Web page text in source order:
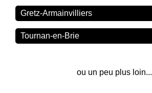
Gretz-Armainvilliers
Tournan-en-Brie
ou un peu plus loin...